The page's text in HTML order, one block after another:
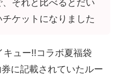
それと比べるとだい
ケットになりました
ュー‼コラボ夏福袋
に記載されていたルー